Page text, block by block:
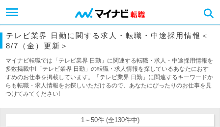
テレビ業界 日勤に関する求人・転職・中途採用情報＜
8/7（金）更新＞
マイナビ転職では「テレビ業界 日勤」に関連する転職・求人・中途採用情報を
多数掲載中!「テレビ業界 日勤」の転職・求人情報を探しているあなたにおす
すめのお仕事を掲載しています。「テレビ業界 日勤」に関連するキーワードか
らも転職・求人情報をお探しいただけるので、あなたにぴったりのお仕事を見
つけてみてください!
1～50件 (全130件中)